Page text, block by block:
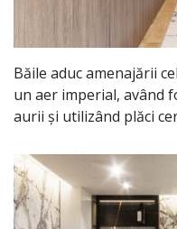
Băile aduc amenajării
un aer imperial, având
aurii și utilizând plăci